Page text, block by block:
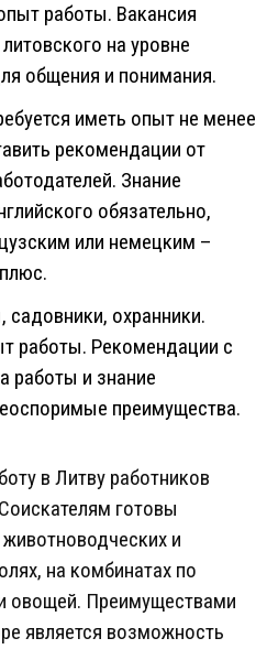
работы. Вакансия
на уровне
общения и понимания.
иметь опыт не менее
рекомендации от
Знание
обязательно,
или немецким –
охранники.
работы. Рекомендации с
работы и знание
преимущества.
в Литву работников
готовы
и
на комбинатах по
овощей. Преимуществами
является возможность